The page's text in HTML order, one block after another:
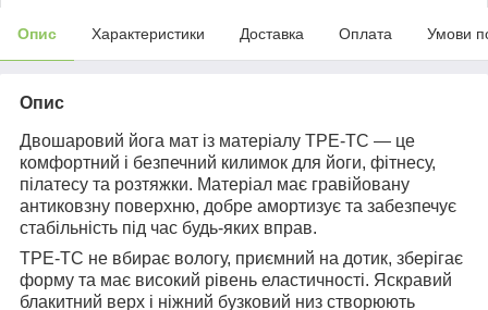
Опис Характеристики Доставка Оплата Умови
Опис
Двошаровий йога мат із матеріалу TPE-TC — це
комфортний і безпечний килимок для йоги, фітнесу,
пілатесу та розтяжки. Матеріал має гравійовану
антиковзну поверхню, добре амортизує та забезпечує
стабільність під час будь-яких вправ.
TPE-TC не вбирає вологу, приємний на дотик, зберігає
форму та має високий рівень еластичності. Яскравий
блакитний верх і ніжний бузковий низ створюють